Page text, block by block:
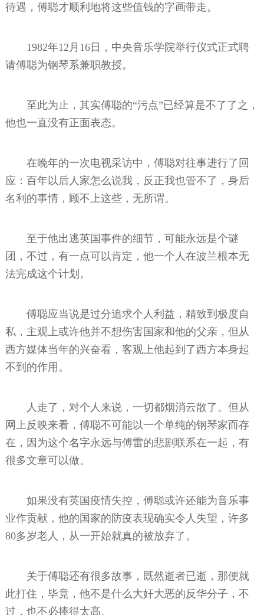
待遇，傅聪才顺利地将这些值钱的字画带走。
1982年12月16日，中央音乐学院举行仪式正式聘
请傅聪为钢琴系兼职教授。
至此为止，其实傅聪的“污点”已经算是不了了之，
他也一直没有正面表态。
在晚年的一次电视采访中，傅聪对往事进行了回
应：百年以后人家怎么说我，反正我也管不了，身后
名利的事情，顾不上这些，无所谓。
至于他出逃英国事件的细节，可能永远是个谜
团，不过，有一点可以肯定，他一个人在波兰根本无
法完成这个计划。
傅聪应当说是过分追求个人利益，精致到极度自
私，主观上或许他并不想伤害国家和他的父亲，但从
西方媒体当年的兴奋看，客观上他起到了西方本身起
不到的作用。
人走了，对个人来说，一切都烟消云散了。但从
网上反映来看，傅聪不可能以一个单纯的钢琴家而存
在，因为这个名字永远与傅雷的悲剧联系在一起，有
很多文章可以做。
如果没有英国疫情失控，傅聪或许还能为音乐事
业作贡献，他的国家的防疫表现确实令人失望，许多
80多岁老人，从一开始就真的被放弃了。
关于傅聪还有很多故事，既然逝者已逝，那便就
此打住，毕竟，他不是什么大奸大恶的反华分子，不
过，也不必捧得太高。